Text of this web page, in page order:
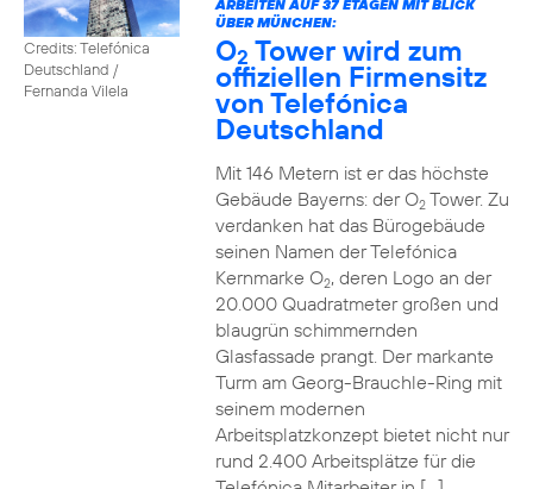
Credits: Telefónica
Deutschland /
Fernanda Vilela
ARBEITEN AUF 37 ETAGEN MIT BLICK
ÜBER MÜNCHEN:
O2 Tower wird zum
offiziellen Firmensitz
von Telefónica
Deutschland
Mit 146 Metern ist er das höchste
Gebäude Bayerns: der O2Tower. Zu
verdanken hat das Bürogebäude
seinen Namen der Telefónica
Kernmarke O2, deren Logo an der
20.000 Quadratmeter großen und
blaugrün schimmernden
Glasfassade prangt. Der markante
Turm am Georg-Brauchle-Ring mit
seinem modernen
Arbeitsplatzkonzept bietet nicht nur
rund 2.400 Arbeitsplätze für die